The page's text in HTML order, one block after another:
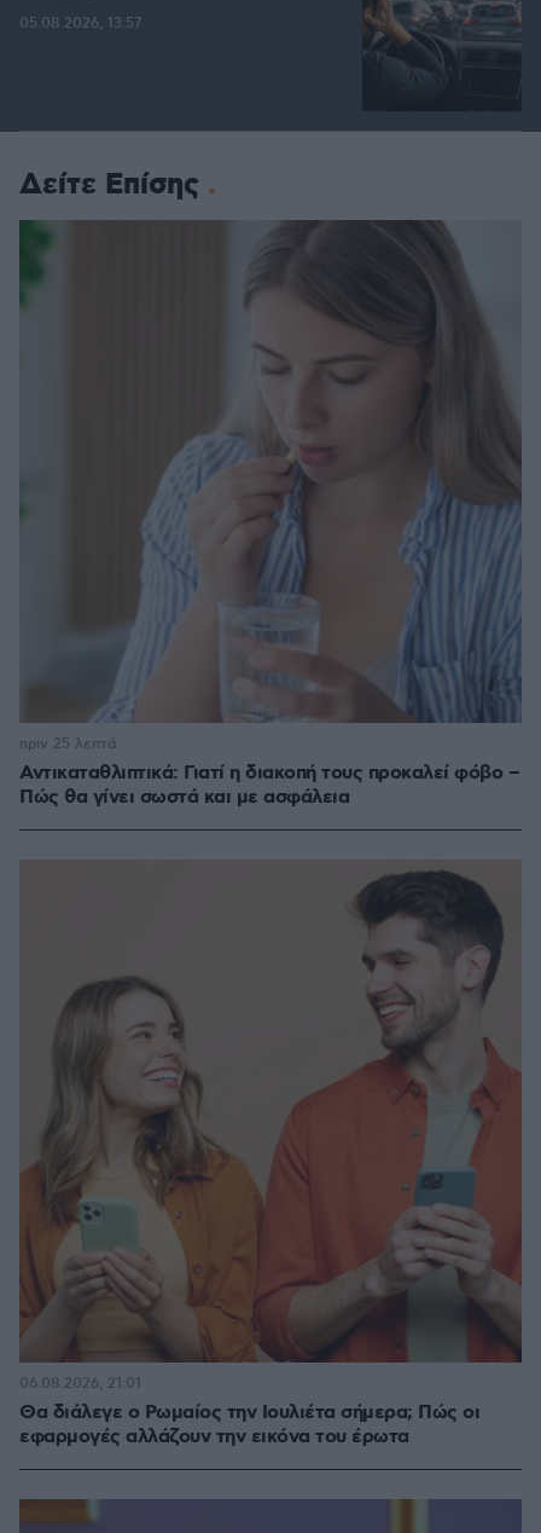
05.08.2026, 13:57
Δείτε Επίσης
Αντικαταθλιπτικά: Γιατί η διακοπή τους προκαλεί φόβο –
Πώς θα γίνει σωστά και με ασφάλεια
πριν 25 λεπτά
Θα διάλεγε ο Ρωμαίος την Ιουλιέτα σήμερα; Πώς οι
εφαρμογές αλλάζουν την εικόνα του έρωτα
06.08.2026, 21:01